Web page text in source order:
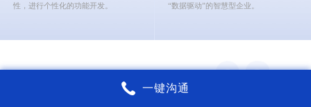
性，进行个性化的功能开发。
“数据驱动”的智慧型企业。
锐智互动核心能力
一键沟通